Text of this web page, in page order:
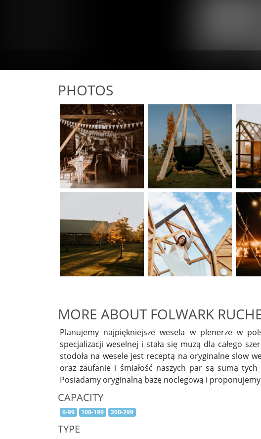
PHOTOS
MORE ABOUT FOLWARK
Planujemy najpiękniejsze wesela w plenerze w
specjalizacji weselnej i stała się muzą dla całego
stodoła na wesele jest receptą na oryginalne slow
oraz zaufanie i śmiałość naszych par są sumą
Posiadamy oryginalną bazę noclegową i
CAPACITY
0-99 100-199 200-299
TYPE